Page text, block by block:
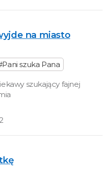
na miasto
szuka Pana
szukający fajnej